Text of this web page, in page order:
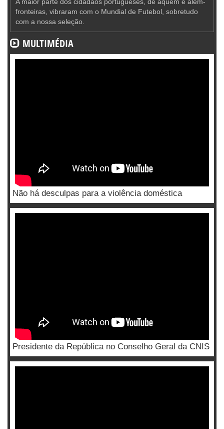
fronteiras, vibraram com o Mundial de Futebol, sobretudo
com a nossa seleção.
MULTIMÉDIA
Não há desculpas para a violência doméstica
Presidente da República no Conselho Geral da CNIS